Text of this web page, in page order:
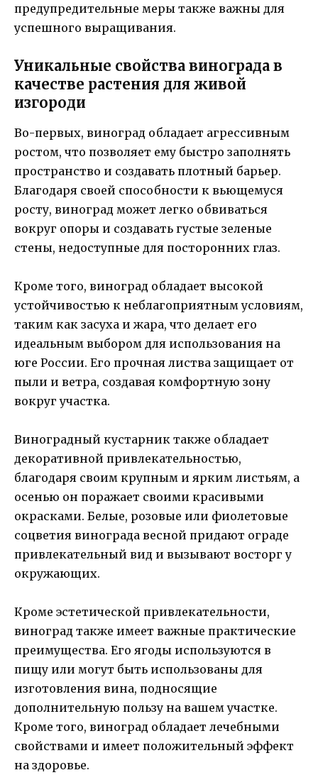
предупредительные меры также важны для
успешного выращивания.
Уникальные свойства винограда в
качестве растения для живой
изгороди
Во-первых, виноград обладает агрессивным
ростом, что позволяет ему быстро заполнять
пространство и создавать плотный барьер.
Благодаря своей способности к вьющемуся
росту, виноград может легко обвиваться
вокруг опоры и создавать густые зеленые
стены, недоступные для посторонних глаз.
Кроме того, виноград обладает высокой
устойчивостью к неблагоприятным условиям,
таким как засуха и жара, что делает его
идеальным выбором для использования на
юге России. Его прочная листва защищает от
пыли и ветра, создавая комфортную зону
вокруг участка.
Виноградный кустарник также обладает
декоративной привлекательностью,
благодаря своим крупным и ярким листьям, а
осенью он поражает своими красивыми
окрасками. Белые, розовые или фиолетовые
соцветия винограда весной придают ограде
привлекательный вид и вызывают восторг у
окружающих.
Кроме эстетической привлекательности,
виноград также имеет важные практические
преимущества. Его ягоды используются в
пищу или могут быть использованы для
изготовления вина, подносящие
дополнительную пользу на вашем участке.
Кроме того, виноград обладает лечебными
свойствами и имеет положительный эффект
на здоровье.